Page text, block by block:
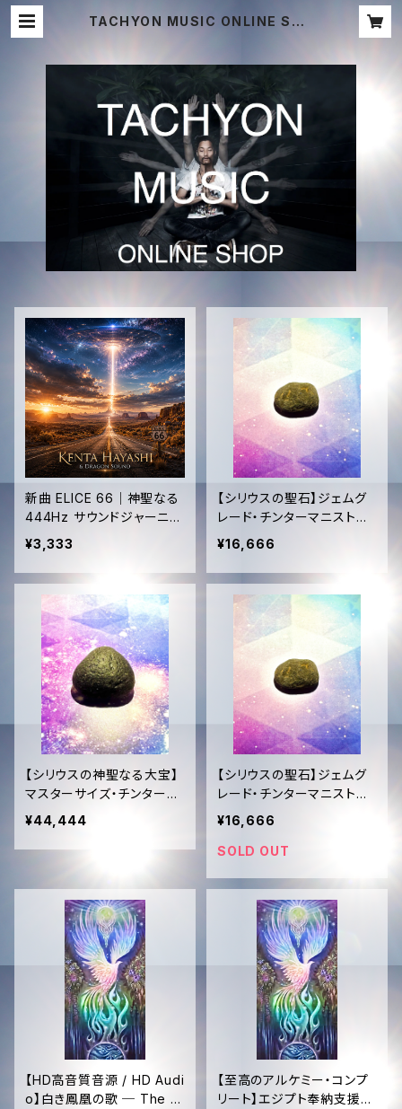
TACHYON MUSIC ONLINE SHO
新曲 ELICE 66｜神聖なる
444Hz サウンドジャーニー
｜KENTA HAYASHI × Dra
gon Sound｜HD WAV音
源✨
¥3,333
【シリウスの聖石】ジェムグ
レード・チンターマニストー
ン (5.4g)｜至高の透明度
＋ 恒久的タキオン化
¥16,666
【シリウスの神聖なる大宝】
マスターサイズ・チンターマ
ニストーン (10.5g)｜至高
の光のアンカー ＋ 恒久的
タキオン化
¥44,444
【シリウスの聖石】ジェムグ
レード・チンターマニストー
ン (5.3g)｜至高の透明度
＋ 恒久的タキオン化
¥16,666
SOLD OUT
【HD高音質音源 / HD Audi
o】白き鳳凰の歌 ─ The S
【至高のアルケミー・コンプ
リート】エジプト奉納支援